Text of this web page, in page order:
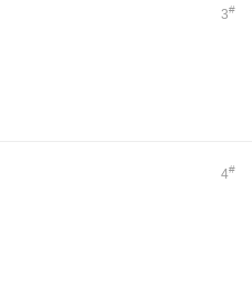
3#
4#